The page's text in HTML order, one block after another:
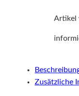
Artikel
Zusätzliche